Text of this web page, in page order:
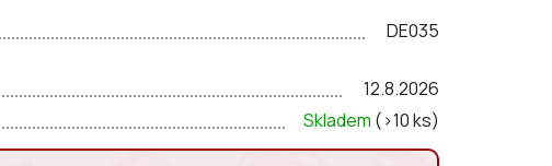
Skladem (>10 ks)
12.8.2026
DE035